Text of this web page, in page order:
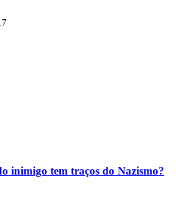
inimigo tem traços do Nazismo?